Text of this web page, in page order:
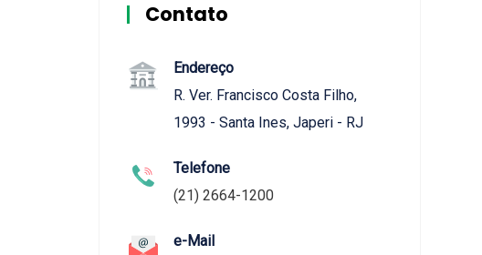
Contato
Endereço
R. Ver. Francisco Costa Filho,
1993 - Santa Ines, Japeri - RJ
Telefone
(21) 2664-1200
e-Mail